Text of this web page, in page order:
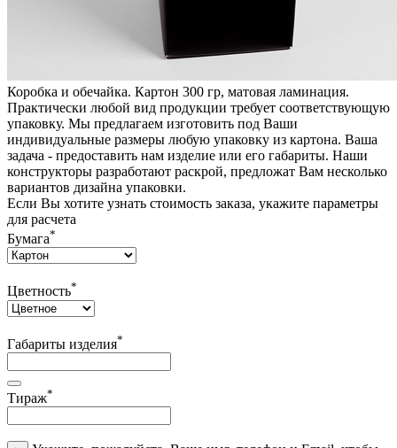
Коробка и обечайка. Картон 300 гр, матовая ламинация.
Практически любой вид продукции требует соответствующую
упаковку. Мы предлагаем изготовить под Ваши
индивидуальные размеры любую упаковку из картона. Ваша
задача - предоставить нам изделие или его габариты. Наши
конструкторы разработают раскрой, предложат Вам несколько
вариантов дизайна упаковки.
Если Вы хотите узнать стоимость заказа, укажите параметры
для расчета
Бумага*
Цветность*
Габариты изделия*
Тираж*